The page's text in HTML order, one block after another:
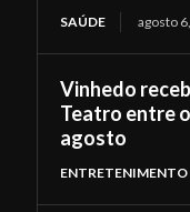
SAÚDE agosto
Vinhedo
Teatro entre
agosto
ENTRETENIMENTO